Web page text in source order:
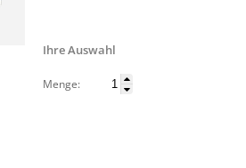
Ihre Auswahl
Menge: